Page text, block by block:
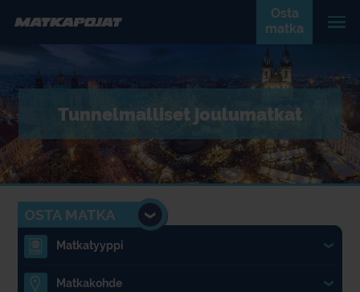
Osta
matka
Tunnelmalliset joulumatkat
Matkatyyppi
Matkakohde